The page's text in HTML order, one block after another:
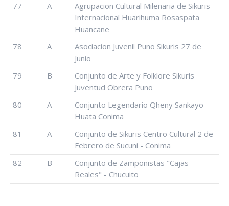
77
A
Agrupacion Cultural Milenaria de Sikuris
Internacional Huarihuma Rosaspata
Huancane
78
A
Asociacion Juvenil Puno Sikuris 27 de
Junio
79
B
Conjunto de Arte y Folklore Sikuris
Juventud Obrera Puno
80
A
Conjunto Legendario Qheny Sankayo
Huata Conima
81
A
Conjunto de Sikuris Centro Cultural 2 de
Febrero de Sucuni - Conima
82
B
Conjunto de Zampoñistas "Cajas
Reales" - Chucuito